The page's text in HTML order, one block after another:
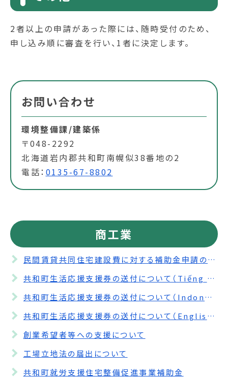
2者以上の申請があった際には、随時受付のため、
申し込み順に審査を行い、1者に決定します。
お問い合わせ
環境整備課/建築係
〒048-2292
北海道岩内郡共和町南幌似38番地の2
電話： 0135-67-8802
商工業
民間賃貸共同住宅建設費に対する補助金申請の受付期間を延長します。
共和町生活応援支援券の送付について（Tiếng Việt）
共和町生活応援支援券の送付について（Indonesia）
共和町生活応援支援券の送付について（English）
創業希望者等への支援について
工場立地法の届出について
共和町就労支援住宅整備促進事業補助金